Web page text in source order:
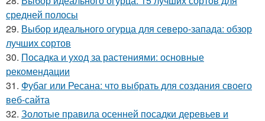
средней полосы
29. Выбор идеального огурца для северо-запада: обзор
лучших сортов
30. Посадка и уход за растениями: основные
рекомендации
31. Фубаг или Ресана: что выбрать для создания своего
веб-сайта
32. Золотые правила осенней посадки деревьев и